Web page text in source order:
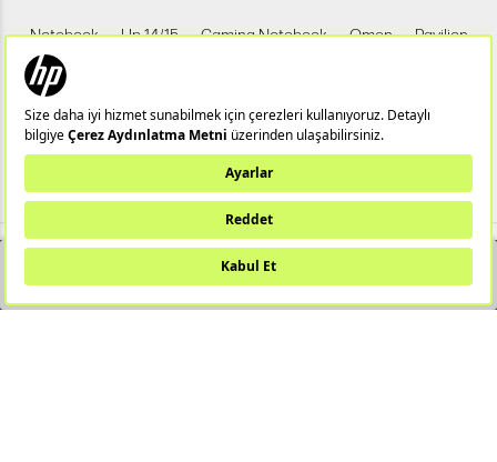
YAKINDA STOKTA
Notebook Hp 14/15 Gaming Notebook Omen Pavilion
Pavilion Gaming
X360 Aero ProDesk HP IPS Monitör HP LED Monitör
Bu web sitesi (hpstore.com.tr) HP Resmi İş Ortağı TUNGSTEN TEKNOLOJİ
SANAYİ VE TİCARET A.Ş tarafından yönetilmektedir.